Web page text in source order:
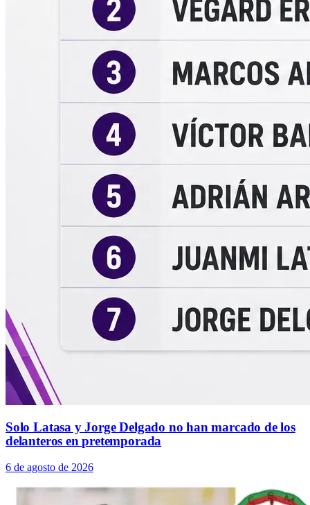
Solo Latasa y Jorge Delgado no han marcado de los
delanteros en pretemporada
6 de agosto de 2026